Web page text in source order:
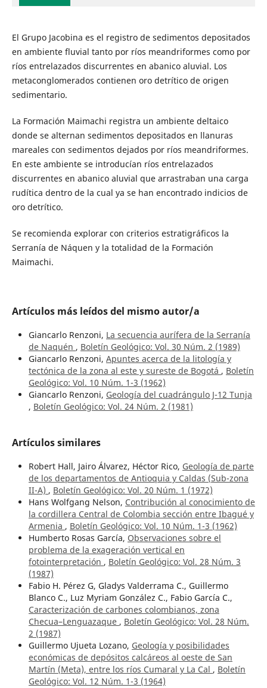
El Grupo Jacobina es el registro de sedimentos depositados
en ambiente fluvial tanto por ríos meandriformes como por
ríos entrelazados discurrentes en abanico aluvial. Los
metaconglomerados contienen oro detrítico de origen
sedimentario.
La Formación Maimachi registra un ambiente deltaico
donde se alternan sedimentos depositados en llanuras
mareales con sedimentos dejados por ríos meandriformes.
En este ambiente se introducían ríos entrelazados
discurrentes en abanico aluvial que arrastraban una carga
rudítica dentro de la cual ya se han encontrado indicios de
oro detrítico.
Se recomienda explorar con criterios estratigráficos la
Serranía de Náquen y la totalidad de la Formación
Maimachi.
Artículos más leídos del mismo autor/a
Giancarlo Renzoni, La secuencia aurífera de la Serranía
de Naquén , Boletín Geológico: Vol. 30 Núm. 2 (1989)
Giancarlo Renzoni, Apuntes acerca de la litología y
tectónica de la zona al este y sureste de Bogotá , Boletín
Geológico: Vol. 10 Núm. 1-3 (1962)
Giancarlo Renzoni, Geología del cuadrángulo J-12 Tunja
, Boletín Geológico: Vol. 24 Núm. 2 (1981)
Artículos similares
Robert Hall, Jairo Álvarez, Héctor Rico, Geología de parte
de los departamentos de Antioquia y Caldas (Sub-zona
II-A) , Boletín Geológico: Vol. 20 Núm. 1 (1972)
Hans Wolfgang Nelson, Contribución al conocimiento de
la cordillera Central de Colombia sección entre Ibagué y
Armenia , Boletín Geológico: Vol. 10 Núm. 1-3 (1962)
Humberto Rosas García, Observaciones sobre el
problema de la exageración vertical en
fotointerpretación , Boletín Geológico: Vol. 28 Núm. 3
(1987)
Fabio H. Pérez G, Gladys Valderrama C., Guillermo
Blanco C., Luz Myriam González C., Fabio García C.,
Caracterización de carbones colombianos, zona
Checua–Lenguazaque , Boletín Geológico: Vol. 28 Núm.
2 (1987)
Guillermo Ujueta Lozano, Geología y posibilidades
económicas de depósitos calcáreos al oeste de San
Martín (Meta), entre los ríos Cumaral y La Cal , Boletín
Geológico: Vol. 12 Núm. 1-3 (1964)